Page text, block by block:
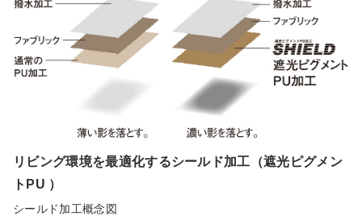
リビング環境を最適化するシールド加工（遮光ピグメン
トPU ）
シールド加工概念図